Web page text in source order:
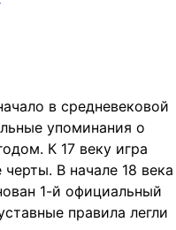
в средневековой
упоминания о
К 17 веку игра
В начале 18 века
1-й официальный
правила легли